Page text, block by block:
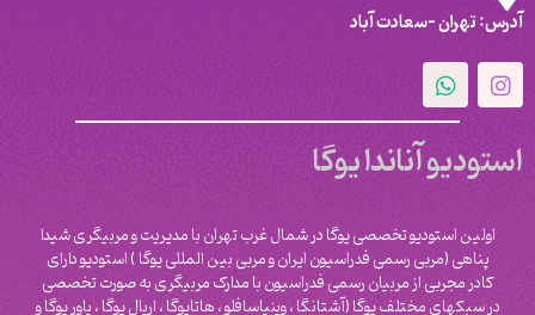
آدرس: تهران -سعادت آباد
استودیو آناندا یوگا
اولین استودیو تخصصی یوگا در شمال غرب تهران با مدیریت و مربیگری شیدا
پناهی (مربی رسمی فدراسیون ایران و مربی بین المللی یوگا ) استودیو دارای
کادر مجربی از مربیان رسمی فدراسیون با مدارک مربیگری به صورت تخصصی
در سبکهای مختلف یوگا (آشتانگا ، وینیاسافلو ، هاتایوگا ، اریال یوگا ، پاور یوگا و